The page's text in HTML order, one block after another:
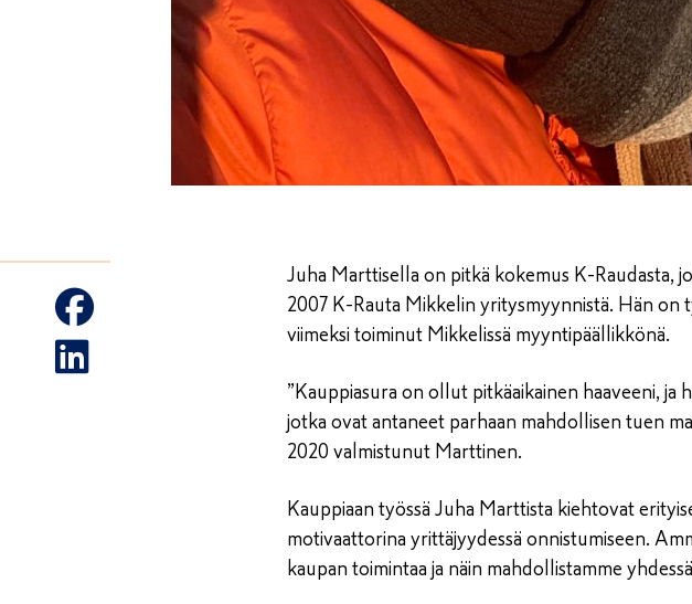
Juha Marttisella on pitkä kokemus K-Raudasta,
2007 K-Rauta Mikkelin yritysmyynnistä. Hän on
viimeksi toiminut Mikkelissä myyntipäällikkönä.
”Kauppiasura on ollut pitkäaikainen haaveeni, ja
jotka ovat antaneet parhaan mahdollisen tuen
2020 valmistunut Marttinen.
Kauppiaan työssä Juha Marttista kiehtovat
motivaattorina yrittäjyydessä onnistumiseen.
kaupan toimintaa ja näin mahdollistamme